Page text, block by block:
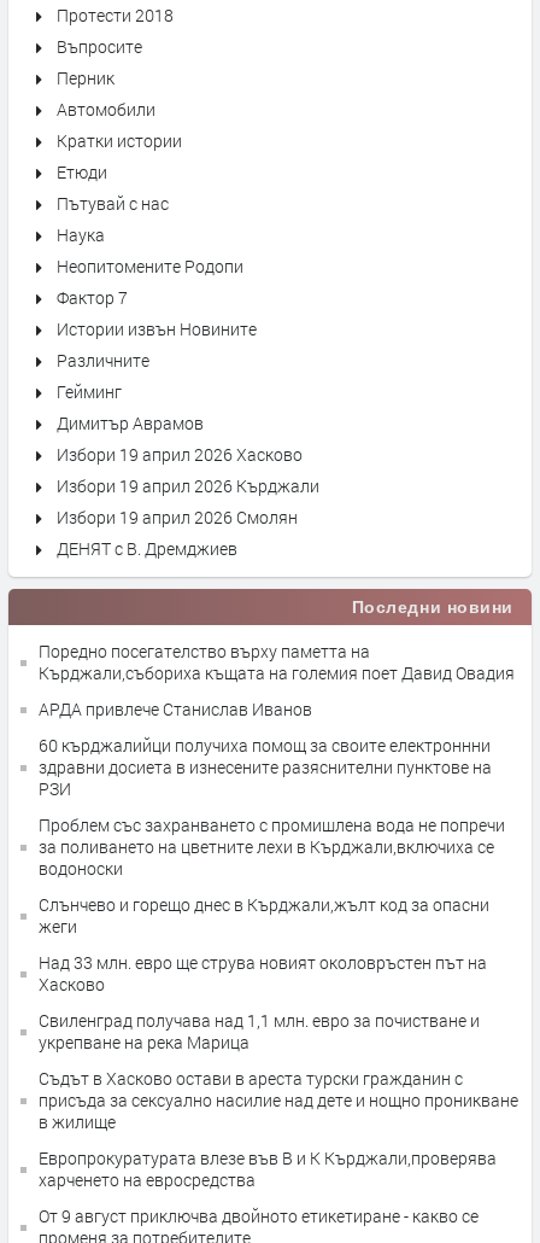
Протести 2018
Въпросите
Перник
Автомобили
Кратки истории
Етюди
Пътувай с нас
Наука
Неопитомените Родопи
Фактор 7
Истории извън Новините
Различните
Гейминг
Димитър Аврамов
Избори 19 април 2026 Хасково
Избори 19 април 2026 Кърджали
Избори 19 април 2026 Смолян
ДЕНЯТ с В. Дремджиев
Последни новини
Поредно посегателство върху паметта на
Кърджали,събориха къщата на големия поет Давид Овадия
АРДА привлече Станислав Иванов
60 кърджалийци получиха помощ за своите електроннни
здравни досиета в изнесените разяснителни пунктове на
РЗИ
Проблем със захранването с промишлена вода не попречи
за поливането на цветните лехи в Кърджали,включиха се
водоноски
Слънчево и горещо днес в Кърджали,жълт код за опасни
жеги
Над 33 млн. евро ще струва новият околовръстен път на
Хасково
Свиленград получава над 1,1 млн. евро за почистване и
укрепване на река Марица
Съдът в Хасково остави в ареста турски гражданин с
присъда за сексуално насилие над дете и нощно проникване
в жилище
Европрокуратурата влезе във В и К Кърджали,проверява
харченето на евросредства
От 9 август приключва двойното етикетиране - какво се
променя за потребителите